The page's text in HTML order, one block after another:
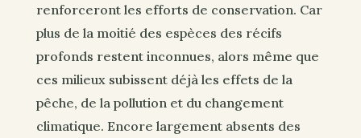
renforceront les efforts de conservation. Car
plus de la moitié des espèces des récifs
profonds restent inconnues, alors même que
ces milieux subissent déjà les effets de la
pêche, de la pollution et du changement
climatique. Encore largement absents des